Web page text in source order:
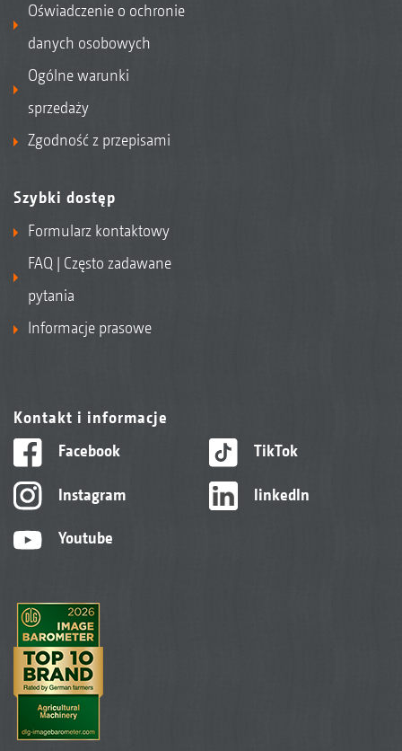
Oświadczenie o ochronie
danych osobowych
Ogólne warunki
sprzedaży
Zgodność z przepisami
Szybki dostęp
Formularz kontaktowy
FAQ | Często zadawane
pytania
Informacje prasowe
Kontakt i informacje
Facebook
Instagram
Youtube
TikTok
linkedIn